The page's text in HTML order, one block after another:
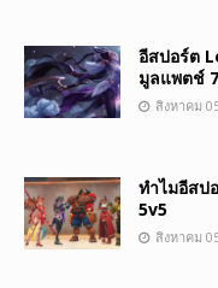
อีสปอร์ต
มูลแพตช์
สิงหาคม
ทำไมอีสป
5v5
สิงหาคม